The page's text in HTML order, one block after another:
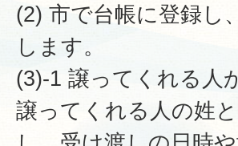
(2) 市で台帳に登録し
します。
(3)-1 譲ってくれる人
譲ってくれる人の姓